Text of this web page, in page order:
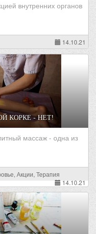
внутренних органов
14.10.21
КОРКЕ - НЕТ!
массаж - одна из
Акции, Терапия
14.10.21